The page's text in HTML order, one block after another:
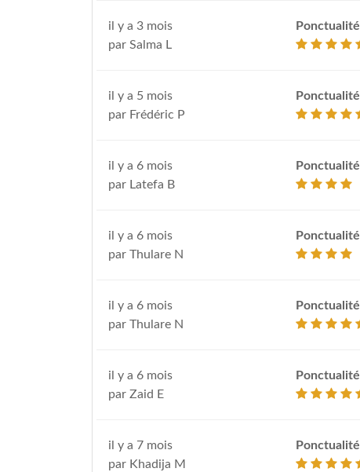
il y a 3 mois
par Salma L
Ponctualité
il y a 5 mois
par Frédéric P
Ponctualité
il y a 6 mois
par Latefa B
Ponctualité
il y a 6 mois
par Thulare N
Ponctualité
il y a 6 mois
par Thulare N
Ponctualité
il y a 6 mois
par Zaid E
Ponctualité
il y a 7 mois
par Khadija M
Ponctualité